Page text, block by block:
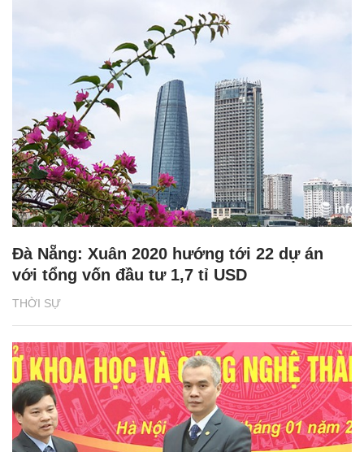
THỜI SỰ
Đà Nẵng: Xuân 2020 hướng tới 22 dự án
với tổng vốn đầu tư 1,7 tỉ USD